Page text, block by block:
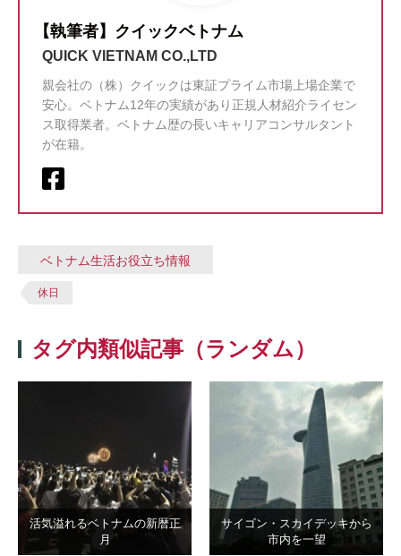
【執筆者】クイックベトナム
QUICK VIETNAM CO.,LTD
親会社の（株）クイックは東証プライム市場上場企業で
安心。ベトナム12年の実績があり正規人材紹介ライセン
ス取得業者。ベトナム歴の長いキャリアコンサルタント
が在籍。
ベトナム生活お役立ち情報
休日
タグ内類似記事（ランダム）
活気溢れるベトナムの新暦正
月
サイゴン・スカイデッキから
市内を一望